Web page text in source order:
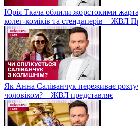
Юрія Ткача облили жорстокими
колег-коміків та стендаперів – ЖВЛ
Як Анна Саліванчук переживає
чоловіком? – ЖВЛ представляє